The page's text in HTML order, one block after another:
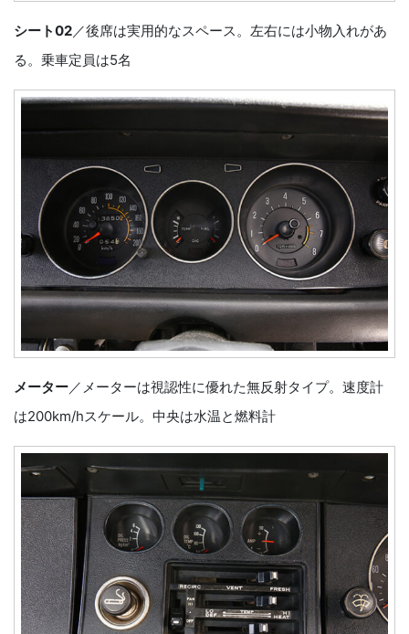
シート02／後席は実用的なスペース。左右には小物入れがあ
る。乗車定員は5名
メーター／メーターは視認性に優れた無反射タイプ。速度計
は200km/hスケール。中央は水温と燃料計